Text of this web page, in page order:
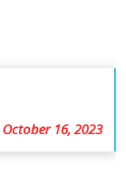
October 16, 2023